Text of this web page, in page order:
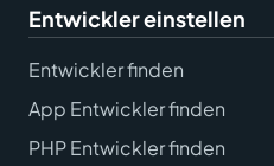
Entwickler einstellen
Entwickler finden
App Entwickler finden
PHP Entwickler finden